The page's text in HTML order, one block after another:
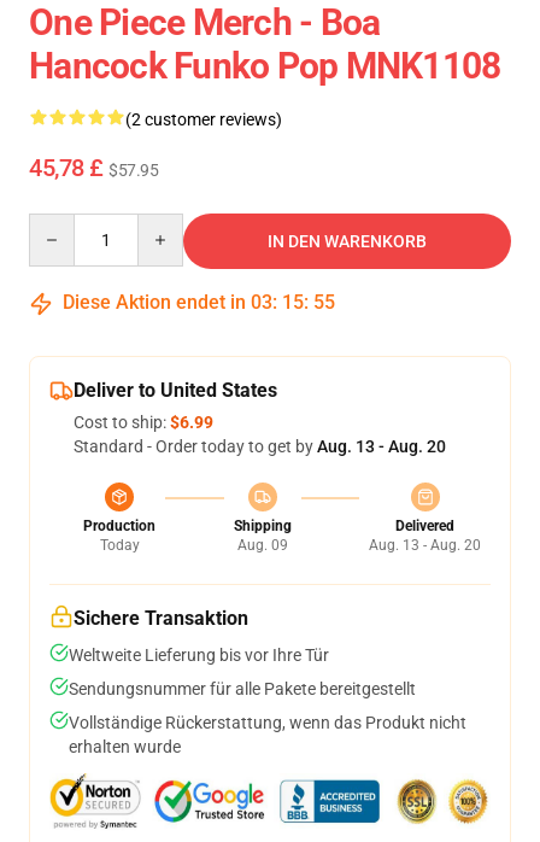
One Piece Merch - Boa
Hancock Funko Pop MNK1108
(2 customer reviews)
45,78 £ $57.95
IN DEN WARENKORB
Diese Aktion endet in 03: 15: 54
Deliver to United States
Cost to ship:$6.99
Standard - Order today to get byAug. 13 - Aug. 20
Production
Today
Shipping
Aug. 09
Delivered
Aug. 13 - Aug. 20
Sichere Transaktion
Weltweite Lieferung bis vor Ihre Tür
Sendungsnummer für alle Pakete bereitgestellt
Vollständige Rückerstattung, wenn das Produkt nicht
erhalten wurde